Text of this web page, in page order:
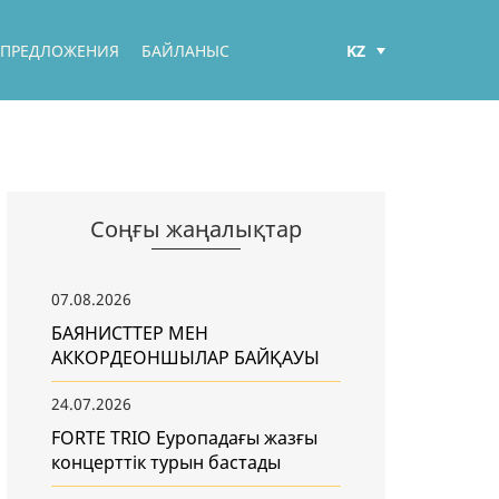
БАЙЛАНЫС
KZ
Соңғы жаңалықтар
07.08.2026
БАЯНИСТТЕР МЕН
АККОРДЕОНШЫЛАР БАЙҚАУЫ
24.07.2026
FORTE TRIO Еуропадағы жазғы
концерттік турын бастады